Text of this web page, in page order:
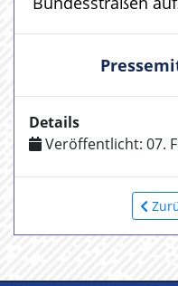
Details
Veröffentlicht: 07.